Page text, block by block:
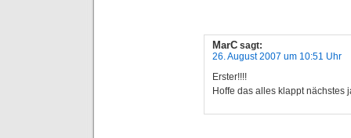
MarC sagt:
26. August 2007 um 10:51 Uhr
Erster!!!!
Hoffe das alles klappt nächstes